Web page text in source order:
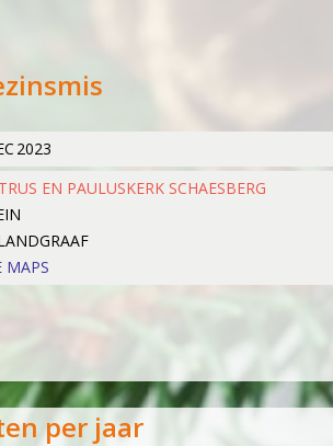
Werken
Verhuizing
'Popkoor'
Dubbele
2023
EN PAULUSKERK SCHAESBERG
MAPS
per jaar